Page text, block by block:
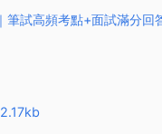
試高頻考點+面試滿分回